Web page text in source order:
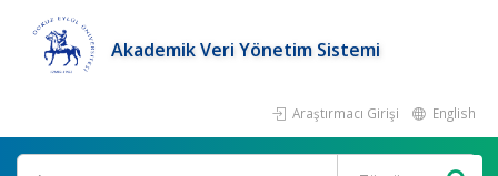
Akademik Veri Yönetim Sistemi
Araştırmacı Girişi English
Ara